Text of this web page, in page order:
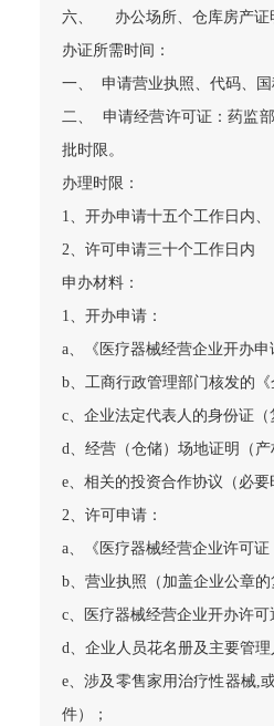
六、 办公场所、仓库房产证
办证所需时间：
一、 申请营业执照、代码、国
二、 申请经营许可证：药监
批时限。
办理时限：
1、开办申请十五个工作日内、
2、许可申请三十个工作日内
申办材料：
1、开办申请：
a、《医疗器械经营企业开办申
b、工商行政管理部门核发的
c、企业法定代表人的身份证（
d、经营（仓储）场地证明（
e、相关的投资合作协议（必要
2、许可申请：
a、《医疗器械经营企业许可证
b、营业执照（加盖企业公章的
c、医疗器械经营企业开办许可
d、企业人员花名册及主要管
e、涉及零售家用治疗性器械,
件）；